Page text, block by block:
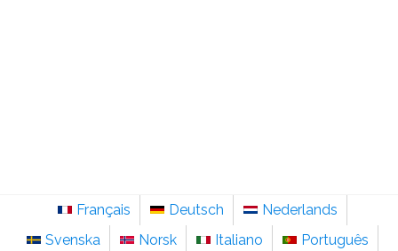
Français Deutsch
Nederlands
Svenska
Norsk Italiano Português